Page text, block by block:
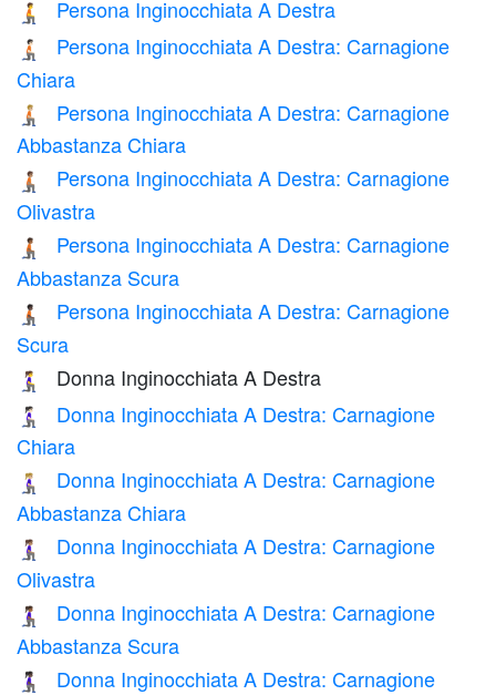
🧎‍➡️ Persona Inginocchiata A Destra
🧎🏻‍➡️
Persona Inginocchiata A Destra: Carnagione
Chiara
🧎🏼‍➡️
Persona Inginocchiata A Destra: Carnagione
Abbastanza Chiara
🧎🏽‍➡️
Persona Inginocchiata A Destra: Carnagione
Olivastra
🧎🏾‍➡️
Persona Inginocchiata A Destra: Carnagione
Abbastanza Scura
🧎🏿‍➡️
Persona Inginocchiata A Destra: Carnagione
Scura
🧎‍♀️‍➡️ Donna Inginocchiata A Destra
🧎🏻‍♀️‍➡️
Donna Inginocchiata A Destra: Carnagione
Chiara
🧎🏼‍♀️‍➡️
Donna Inginocchiata A Destra: Carnagione
Abbastanza Chiara
🧎🏽‍♀️‍➡️
Donna Inginocchiata A Destra: Carnagione
Olivastra
🧎🏾‍♀️‍➡️
Donna Inginocchiata A Destra: Carnagione
Abbastanza Scura
🧎🏿‍♀️‍➡️
Donna Inginocchiata A Destra: Carnagione